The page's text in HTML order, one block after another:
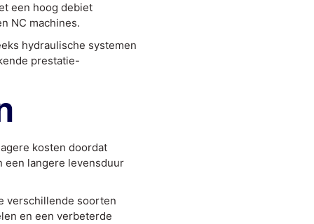
een hoog debiet
NC machines.
hydraulische systemen
prestatie-
kosten doordat
een langere levensduur
verschillende soorten
en een verbeterde